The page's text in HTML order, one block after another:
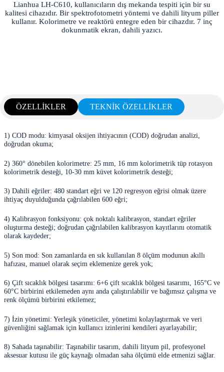
Lianhua LH-C610, kullanıcıların dış mekanda tespiti için bir su
kalitesi cihazıdır. Bir spektrofotometri yöntemi ve dahili lityum piller
kullanır. Kolorimetre ve reaktörü entegre eden bir cihazdır. 7 inç
dokunmatik ekran, dahili yazıcı.
ÖZELLİKLER TEKNİK ÖZELLİKLER
1) COD modu: kimyasal oksijen ihtiyacının (COD) doğrudan analizi,
doğrudan okuma;
2) 360° dönebilen kolorimetre: 25 mm, 16 mm kolorimetrik tüp rotasyon
kolorimetrik desteği, 10-30 mm küvet kolorimetrik desteği;
3) Dahili eğriler: 480 standart eğri ve 120 regresyon eğrisi olmak üzere
ihtiyaç duyulduğunda çağrılabilen 600 eğri;
4) Kalibrasyon fonksiyonu: çok noktalı kalibrasyon, standart eğriler
oluşturma desteği; doğrudan çağrılabilen kalibrasyon kayıtlarını otomatik
olarak kaydeder;
5) Son mod: Son zamanlarda en sık kullanılan 8 ölçüm modunun akıllı
hafızası, manuel olarak seçim eklemenize gerek yok;
6) Çift sıcaklık bölgesi tasarımı: 6+6 çift sıcaklık bölgesi tasarımı, 165°C ve
60°C birbirini etkilemeden aynı anda çalıştırılabilir ve bağımsız çalışma ve
renk ölçümü birbirini etkilemez;
7) İzin yönetimi: Yerleşik yöneticiler, yönetimi kolaylaştırmak ve veri
güvenliğini sağlamak için kullanıcı izinlerini kendileri ayarlayabilir;
8) Sahada taşınabilir: Taşınabilir tasarım, dahili lityum pil, profesyonel
aksesuar kutusu ile güç kaynağı olmadan saha ölçümü elde etmenizi sağlar.